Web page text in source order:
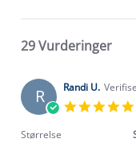
29 Vurderinger
R Randi U.
Størrelse